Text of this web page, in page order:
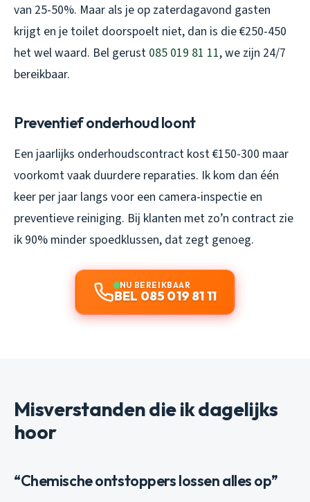
van 25-50%. Maar als je op zaterdagavond gasten
krijgt en je toilet doorspoelt niet, dan is die €250-450
het wel waard. Bel gerust 085 019 81 11, we zijn 24/7
bereikbaar.
Preventief onderhoud loont
Een jaarlijks onderhoudscontract kost €150-300 maar
voorkomt vaak duurdere reparaties. Ik kom dan één
keer per jaar langs voor een camera-inspectie en
preventieve reiniging. Bij klanten met zo’n contract zie
ik 90% minder spoedklussen, dat zegt genoeg.
NU BEREIKBAAR
BEL 085 019 81 11
Misverstanden die ik dagelijks
hoor
“Chemische ontstoppers lossen alles op”